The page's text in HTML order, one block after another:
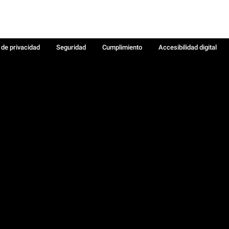
privacidad Seguridad Cumplimiento
Accesibilidad digital